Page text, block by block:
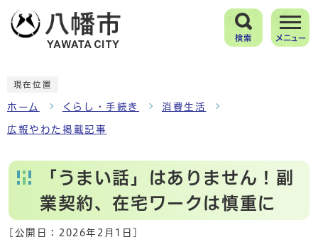
検索 メニュー
現在位置
ホーム くらし・手続き 消費生活
広報やわた掲載記事
「うまい話」はありません！副
業契約、在宅ワークは慎重に
[公開日： 2026年2月1日